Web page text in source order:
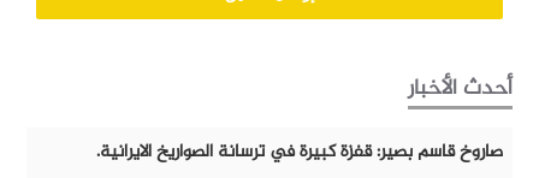
أحدث الأخبار
صاروخ قاسم بصير: قفزة كبيرة في ترسانة الصواريخ الايرانية.